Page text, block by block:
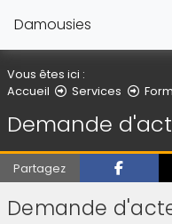
Damousies
Vous êtes ici :
Accueil
Services
Demande
Partagez
Demande